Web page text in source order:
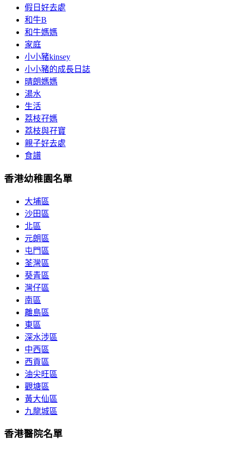
假日好去處
和牛B
和牛媽媽
家庭
小小豬kinsey
小小豬的成長日誌
晴朗媽媽
湯水
生活
荔枝孖媽
荔枝與孖寶
親子好去處
食譜
香港幼稚園名單
大埔區
沙田區
北區
元朗區
屯門區
荃灣區
葵青區
灣仔區
南區
離島區
東區
深水涉區
中西區
西貢區
油尖旺區
觀塘區
黃大仙區
九龍城區
香港醫院名單